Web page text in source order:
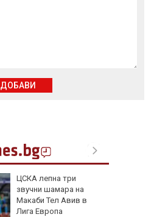
ЦСКА лепна три
звучни шамара на
Макаби Тел Авив в
Лига Европа
ДОБАВИ